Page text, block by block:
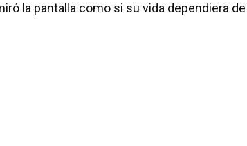
la pantalla como si su vida dependiera de